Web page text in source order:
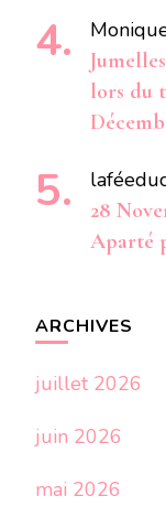
lors du
28
Aparté
ARCHIVES
juillet 2026
juin 2026
mai 2026